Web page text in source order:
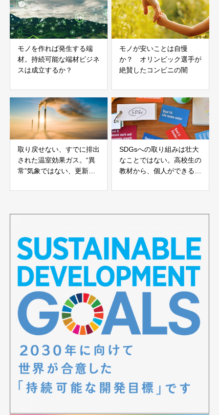
モノを作れば発生する端
材。持続可能な端材ビジネ
スは成立するか？
モノが安いことは自慢
か？ オリンピック選手が
絶賛したコンビニの闇
取り戻せない、すでに排出
された温室効果ガス。“異
常”気象ではない、更新さ
SDGsへの取り組みは壮大
なことではない。高校生の
教材から、個人ができるこ